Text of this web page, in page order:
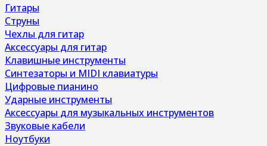
Гитары
Струны
Чехлы для гитар
Аксессуары для гитар
Клавишные инструменты
Синтезаторы и MIDI клавиатуры
Цифровые пианино
Ударные инструменты
Аксессуары для музыкальных инструментов
Звуковые кабели
Ноутбуки